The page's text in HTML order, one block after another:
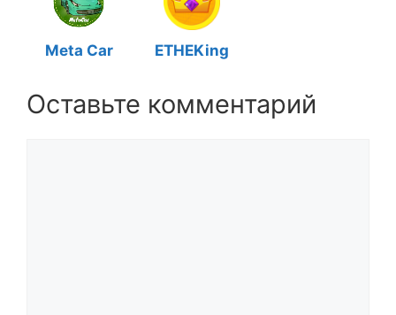
Meta Car ETHEKing
Оставьте комментарий